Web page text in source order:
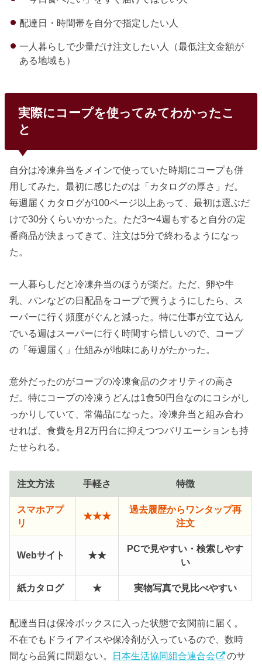
配達日・時間帯を自分で指定したい人
一人暮らしで少量だけ注文したい人（最低注文金額が
ある地域も）
実際にコープを使ってみてわかったこ
と
自分は冷凍弁当をメインで使っていた時期にコープも併
用してみた。最初に感じたのは「カタログの厚さ」だ。
毎週届くカタログが100ページ以上あって、最初は選ぶだ
けで30分くらいかかった。ただ3〜4週もすると自分の定
番商品が決まってきて、注文は5分で終わるようになっ
た。
一人暮らしだと冷凍弁当のほうが楽だ。ただ、卵や牛
乳、パンなどの日配品をコープで買うようにしたら、ス
ーパーに行く頻度がぐんと減った。特に仕事が立て込ん
でいる週はスーパーに行く時間すら惜しいので、コープ
の「毎週届く」仕組みが地味にありがたかった。
意外だったのがコープの冷凍食品のクオリティの高さ
だ。特にコープの冷凍うどんは1食50円台なのにコシがし
っかりしていて、常備品になった。冷凍弁当と組み合わ
せれば、食費を月2万円台に抑えつつバリエーションも持
たせられる。
注文方法 手軽さ 特徴
スマホアプ
リ
★★★
過去履歴からワンタップ再
注文
Webサイト ★★
PCで見やすい・検索しやす
い
紙カタログ ★ 実物写真で見比べやすい
配達当日は保冷ボックスに入った状態で玄関前に届く。
不在でもドライアイスや保冷剤が入っているので、数時
間なら品質に問題ない。 日本生活協同組合連合会 のサ